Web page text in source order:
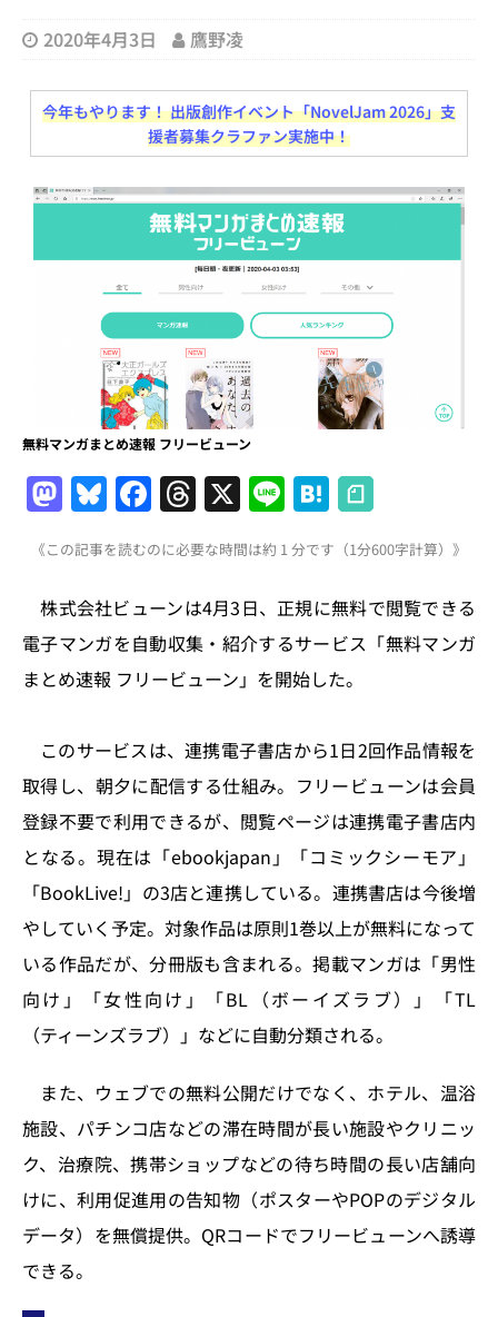
2020年4月3日 鷹野凌
今年もやります！ 出版創作イベント「NovelJam 2026」支
援者募集クラファン実施中！
無料マンガまとめ速報 フリービューン
M
a
st
o
d
o
Bl
u
e
s
k
y
F
a
c
e
b
o
k
T
h
re
a
d
s
X Li
n
e
H
at
e
n
a
《この記事を読むのに必要な時間は約 1 分です（1分600字計算）》
株式会社ビューンは4月3日、正規に無料で閲覧できる
電子マンガを自動収集・紹介するサービス「無料マンガ
まとめ速報 フリービューン」を開始した。
このサービスは、連携電子書店から1日2回作品情報を
取得し、朝夕に配信する仕組み。フリービューンは会員
登録不要で利用できるが、閲覧ページは連携電子書店内
となる。現在は「ebookjapan」「コミックシーモア」
「BookLive!」の3店と連携している。連携書店は今後増
やしていく予定。対象作品は原則1巻以上が無料になって
いる作品だが、分冊版も含まれる。掲載マンガは「男性
向け」「女性向け」「BL（ボーイズラブ）」「TL
（ティーンズラブ）」などに自動分類される。
また、ウェブでの無料公開だけでなく、ホテル、温浴
施設、パチンコ店などの滞在時間が長い施設やクリニッ
ク、治療院、携帯ショップなどの待ち時間の長い店舗向
けに、利用促進用の告知物（ポスターやPOPのデジタル
データ）を無償提供。QRコードでフリービューンへ誘導
できる。